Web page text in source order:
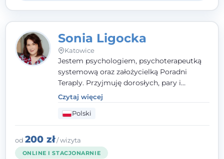
Sonia Ligocka
Katowice
Jestem psychologiem, psychoterapeutką
systemową oraz założycielką Poradni
Teraply. Przyjmuję dorosłych, pary i
rodziny, dobierając metody do
indywidualnych zasobów pacjenta. Wierzę
w drzemiące w Tobie zasoby, które
pozwolą Ci wyjść z kryzysu - a jeśli jeszcze
ich nie widzisz, pomogę Ci je odsłonić.
Czytaj więcej
Polski
od 200 zł/ wizyta
ONLINE I STACJONARNIE